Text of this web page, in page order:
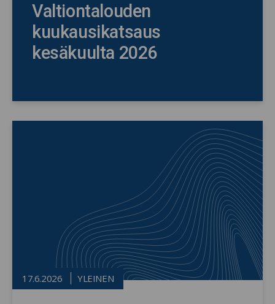
Valtiontalouden
kuukausikatsaus
kesäkuulta 2026
17.6.2026 YLEINEN